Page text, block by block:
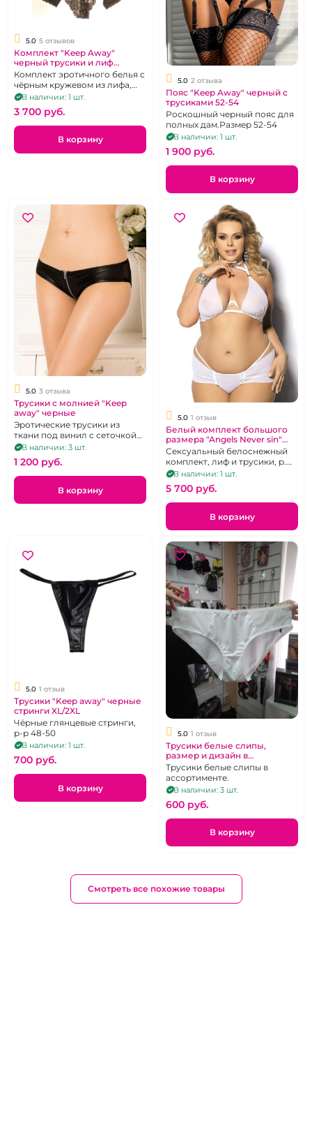
5.0 5 отзывов
Комплект "Keep Away"
черный трусики и лиф
размер 3XL
Комплект эротичного белья с
чёрным кружевом из лифа,
трусиков и гартеров-
подвязок. Размер 52-54
В наличии: 1 шт.
3 700 pуб.
В корзину
5.0 2 отзыва
Пояс "Keep Away" черный с
трусиками 52-54
Роскошный черный пояс для
полных дам.Размер 52-54
В наличии: 1 шт.
1 900 pуб.
В корзину
5.0 3 отзыва
Трусики с молнией "Keep
away" черные
Эротические трусики из
ткани под винил с сеточкой
сзади. Размер 50-52
В наличии: 3 шт.
1 200 pуб.
В корзину
5.0 1 отзыв
Белый комплект большого
размера "Angels Never sin"
Oretha
Сексуальный белоснежный
комплект, лиф и трусики, р.
58-62
В наличии: 1 шт.
5 700 pуб.
В корзину
5.0 1 отзыв
Трусики "Keep away" черные
стринги XL/2XL
Чёрные глянцевые стринги,
р-р 48-50
В наличии: 1 шт.
700 pуб.
В корзину
5.0 1 отзыв
Трусики белые слипы,
размер и дизайн в
ассортименте
Трусики белые слипы в
ассортименте.
В наличии: 3 шт.
600 pуб.
В корзину
Смотреть все похожие товары